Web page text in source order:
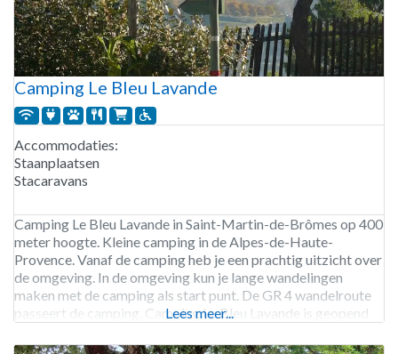
Camping Le Bleu Lavande
Accommodaties:
Staanplaatsen
Stacaravans
Camping Le Bleu Lavande in Saint-Martin-de-Brômes op 400
meter hoogte. Kleine camping in de Alpes-de-Haute-
Provence. Vanaf de camping heb je een prachtig uitzicht over
de omgeving. In de omgeving kun je lange wandelingen
maken met de camping als start punt. De GR 4 wandelroute
passeert de camping. Camping Le Bleu Lavande is geopend
Lees meer...